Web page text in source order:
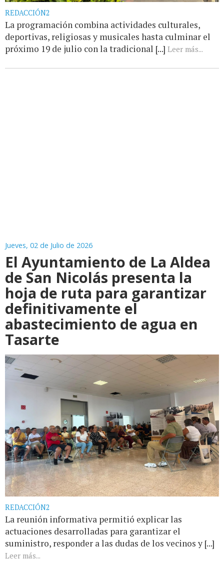
REDACCIÓN2
La programación combina actividades culturales,
deportivas, religiosas y musicales hasta culminar el
próximo 19 de julio con la tradicional [...] Leer más...
Jueves, 02 de Julio de 2026
El Ayuntamiento de La Aldea
de San Nicolás presenta la
hoja de ruta para garantizar
definitivamente el
abastecimiento de agua en
Tasarte
REDACCIÓN2
La reunión informativa permitió explicar las
actuaciones desarrolladas para garantizar el
suministro, responder a las dudas de los vecinos y [...]
Leer más...